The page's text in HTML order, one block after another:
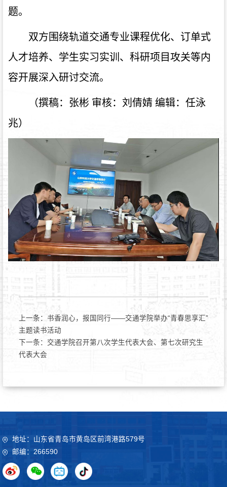
题。
双方围绕轨道交通专业课程优化、订单式
人才培养、学生实习实训 、科研项目攻关等内
容开展深入研讨交流。
（撰稿： 张彬 审核：刘倩婧 编辑：任泳
兆）
上一条： 书香润心，报国同行——交通学院举办“青春思享汇”
主题读书活动
下一条： 交通学院召开第八次学生代表大会、第七次研究生
代表大会
地址：山东省青岛市黄岛区前湾港路579号
邮编：266590